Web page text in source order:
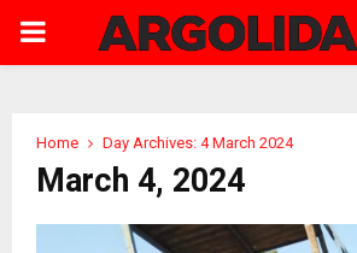
PRIMARY
Home Day Archives: 4 March 2024
March 4, 2024